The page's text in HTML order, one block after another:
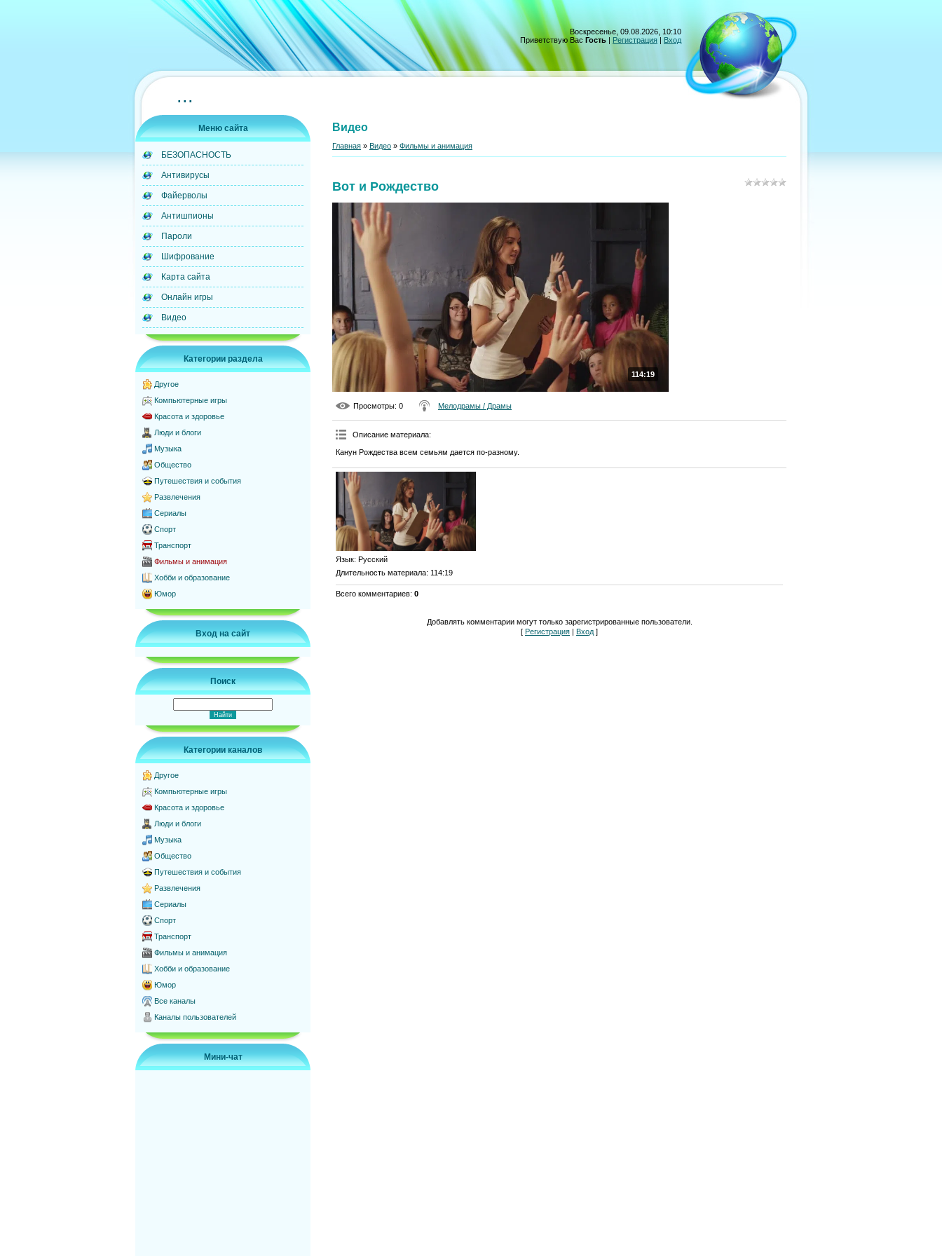
Воскресенье, 09.08.2026, 10:10
Приветствую Вас Гость | Регистрация | Вход
...
Меню сайта
БЕЗОПАСНОСТЬ
Антивирусы
Файерволы
Антишпионы
Пароли
Шифрование
Карта сайта
Онлайн игры
Видео
Категории раздела
Другое
Компьютерные игры
Красота и здоровье
Люди и блоги
Музыка
Общество
Путешествия и события
Развлечения
Сериалы
Спорт
Транспорт
Фильмы и анимация
Хобби и образование
Юмор
Вход на сайт
Поиск
Категории каналов
Другое
Компьютерные игры
Красота и здоровье
Люди и блоги
Музыка
Общество
Путешествия и события
Развлечения
Сериалы
Спорт
Транспорт
Фильмы и анимация
Хобби и образование
Юмор
Все каналы
Каналы пользователей
Мини-чат
Видео
Главная » Видео » Фильмы и анимация
Вот и Рождество
114:19
Просмотры: 0 Мелодрамы / Драмы
Описание материала:
Канун Рождества всем семьям дается по-разному.
Язык: Русский
Длительность материала: 114:19
Всего комментариев: 0
Добавлять комментарии могут только зарегистрированные пользователи.
[ Регистрация | Вход ]